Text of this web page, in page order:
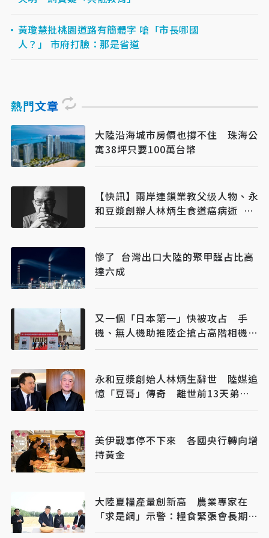
黃瓊慧批桃園道路有簡體字 嗆「市長哪國
人？」 市府打臉：那是省道
熱門文章
大陸沿海城市房價也撐不住 珠海公
寓38坪只要100萬台幣
【快訊】兩岸連鎖業教父级人物、永
和豆漿創辦人林炳生食道癌病逝 享
年70歲
慘了 台灣出口大陸的聚甲醛占比高
達六成
又一個「日本第一」快被攻占 手
機、無人機助推陸企搶占高階相機市
場
永和豆漿創始人林炳生辭世 陸媒追
憶「豆哥」傳奇 離世前13天弟弟
接掌香港永和
美伊戰事停不下來 各國央行轉向增
持黃金
大陸夏糧產量創新高 農業專家在
「求是網」示警：糧食緊張會長期存
在